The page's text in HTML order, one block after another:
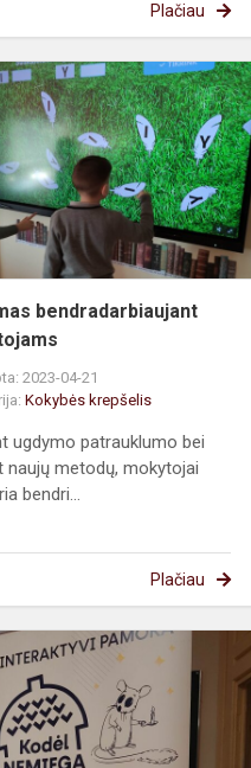
Plačiau
bendradarbiaujant
2023-04-21
Kokybės krepšelis
ugdymo patrauklumo bei
naujų metodų, mokytojai
bendri...
Plačiau